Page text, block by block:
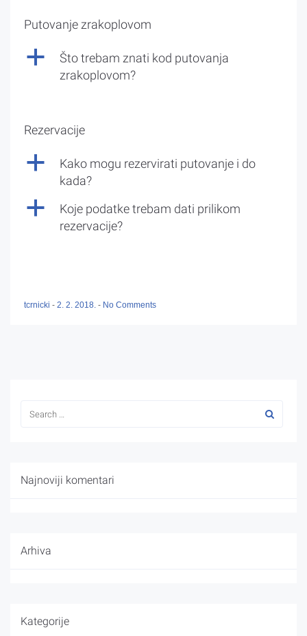
Putovanje zrakoplovom
a
Što trebam znati kod putovanja
zrakoplovom?
Rezervacije
a
Kako mogu rezervirati putovanje i do
kada?
a
Koje podatke trebam dati prilikom
rezervacije?
tcrnicki - 2. 2. 2018. - No Comments
Najnoviji komentari
Arhiva
Kategorije